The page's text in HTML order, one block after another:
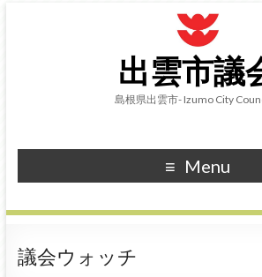
出雲市議
島根県出雲市- Izumo City
Menu
議会ウォッチ